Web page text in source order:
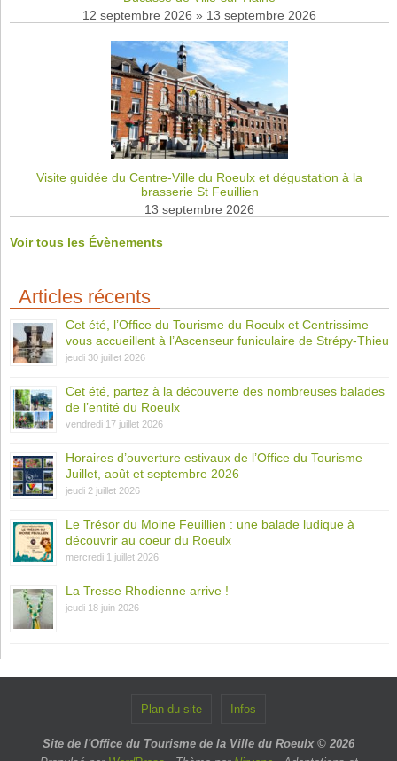
12 septembre 2026 » 13 septembre 2026
Visite guidée du Centre-Ville du Roeulx et dégustation à la
brasserie St Feuillien
13 septembre 2026
Voir tous les Évènements
Articles récents
Cet été, l’Office du Tourisme du Roeulx et Centrissime
vous accueillent à l’Ascenseur funiculaire de Strépy-Thieu
jeudi 30 juillet 2026
Cet été, partez à la découverte des nombreuses balades
de l’entité du Roeulx
vendredi 17 juillet 2026
Horaires d’ouverture estivaux de l’Office du Tourisme –
Juillet, août et septembre 2026
jeudi 2 juillet 2026
Le Trésor du Moine Feuillien : une balade ludique à
découvrir au coeur du Roeulx
mercredi 1 juillet 2026
La Tresse Rhodienne arrive !
jeudi 18 juin 2026
Plan du site Infos
Site de l'Office du Tourisme de la Ville du Roeulx © 2026